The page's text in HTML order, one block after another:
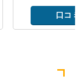
口コ